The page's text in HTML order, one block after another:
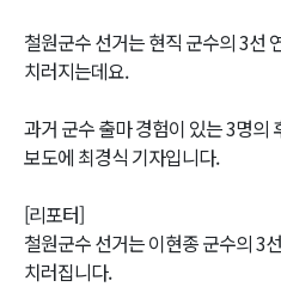
철원군수 선거는 현직 군수의 3선
치러지는데요.
과거 군수 출마 경험이 있는 3명의
보도에 최경식 기자입니다.
[리포터]
철원군수 선거는 이현종 군수의 3
치러집니다.